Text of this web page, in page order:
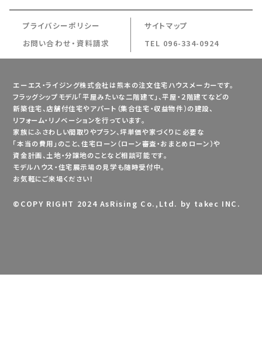
プライバシーポリシー
サイトマップ
お問い合わせ・資料請求
TEL 096-334-0924
エーエス・ライジング株式会社は熊本の注文住宅ハウスメーカーです。
フラッグシップモデル「平屋みたいな二階建て」、平屋・２階建てなどの
新築住宅、店舗付住宅やアパート（集合住宅・収益物件）の建設、
リフォーム・リノベーションを行っています。
家族にふさわしい間取りやプラン、坪単価や家づくりに必要な
「本当の費用」のこと、住宅ローン（ローン審査・おまとめローン）や
資金計画、土地・分譲地のことなど相談可能です。
モデルハウス・住宅展示場の見学も随時受付中。
お気軽にご来場ください！
© COPY RIGHT 2024 AsRising Co.,Ltd. by takec INC.